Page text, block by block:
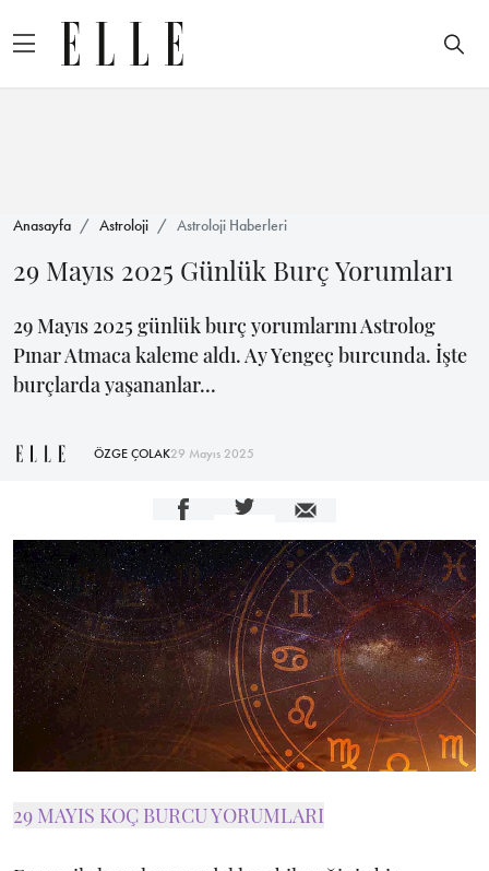
Anasayfa Astroloji Astroloji Haberleri
29 Mayıs 2025 Günlük Burç Yorumları
29 Mayıs 2025 günlük burç yorumlarını Astrolog
Pınar Atmaca kaleme aldı. Ay Yengeç burcunda. İşte
burçlarda yaşananlar...
ÖZGE ÇOLAK29 Mayıs 2025
29 MAYIS KOÇ BURCU YORUMLARI